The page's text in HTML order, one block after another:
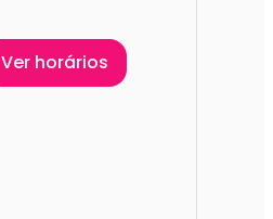
Ver horários